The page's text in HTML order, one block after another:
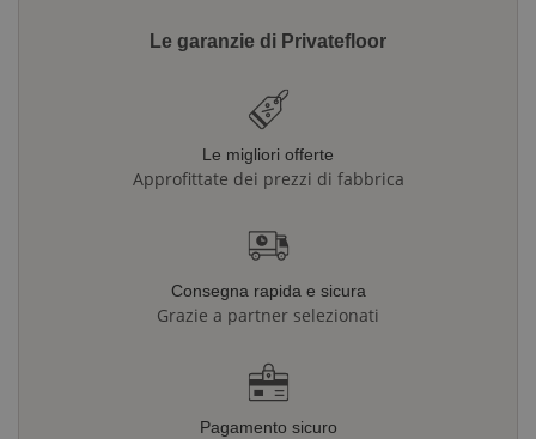
Le garanzie di Privatefloor
Le migliori offerte
Approfittate dei prezzi di fabbrica
Consegna rapida e sicura
Grazie a partner selezionati
Pagamento sicuro